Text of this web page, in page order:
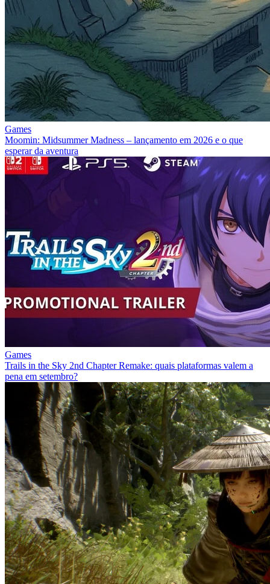
Games
Moomin: Midsummer Madness – lançamento em 2026 e o que
esperar da aventura
Games
Trails in the Sky 2nd Chapter Remake: quais plataformas valem a
pena em setembro?